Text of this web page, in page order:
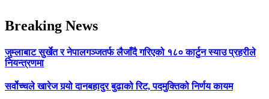
Breaking News
जुम्लाबाट सुर्खेत र नेपालगञ्जतर्फ लैजाँदै गरिएको १८० कार्टुन स्याउ प्रहरीले
नियन्त्रणमा
सर्वोच्चले खारेज गर्‍यो दानबहादुर बुढाको रिट, पदमुक्तिको निर्णय कायम